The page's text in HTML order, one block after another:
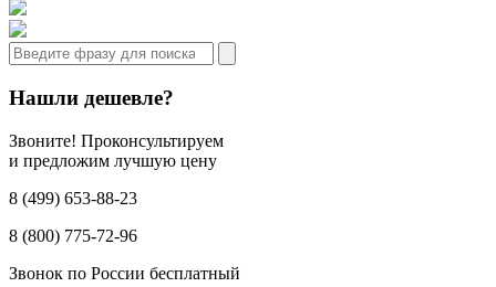
Нашли дешевле?
Звоните! Проконсультируем
и предложим лучшую цену
8 (499) 653-88-23
8 (800) 775-72-96
Звонок по России бесплатный